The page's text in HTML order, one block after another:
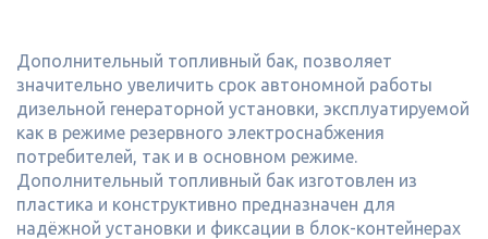
Дополнительный топливный бак, позволяет
значительно увеличить срок автономной работы
дизельной генераторной установки, эксплуатируемой
как в режиме резервного электроснабжения
потребителей, так и в основном режиме.
Дополнительный топливный бак изготовлен из
пластика и конструктивно предназначен для
надёжной установки и фиксации в блок-контейнерах